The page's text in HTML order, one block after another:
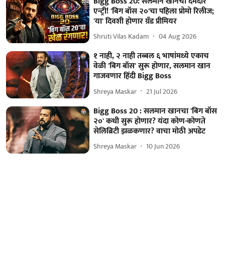
एन्ट्री! 'बिग बॉस २०'चा पहिला प्रोमो रिलीज;
'या' दिवशी होणार ग्रँड प्रीमियर
Shruti Vilas Kadam 04 Aug 2026
१ नाही, २ नाही तब्बल ६ भाषांमध्ये एकाच
वेळी 'बिग बॉस' सुरू होणार, सलमान खान
गाजवणार हिंदी Bigg Boss
Shreya Maskar 21 Jul 2026
Bigg Boss 20 : सलमान खानचा 'बिग बॉस
२०' कधी सुरू होणार? यंदा कोण-कोणते
सेलिब्रिटी झळकणार? वाचा मोठी अपडेट
Shreya Maskar 10 Jun 2026